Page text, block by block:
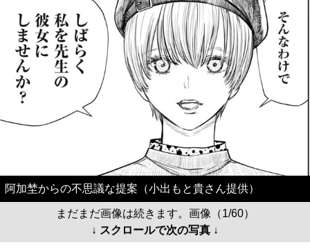
阿加埜からの不思議な提案（小出もと貴さん提供）
まだまだ画像は続きます。画像（1/60）
↓ スクロールで次の写真 ↓